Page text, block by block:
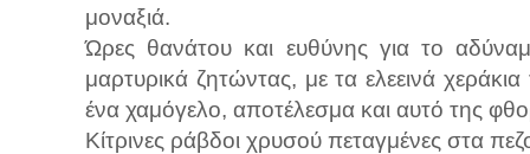
μοναξιά.
Ώρες θανάτου και ευθύνης για το
μαρτυρικά ζητώντας, με τα ελεεινά
ένα χαμόγελο, αποτέλεσμα και αυτό της
Κίτρινες ράβδοι χρυσού πεταγμένες στα